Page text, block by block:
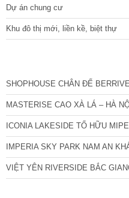
Dự án chung cư
Khu đô thị mới, liền kề, biệt thự
SHOPHOUSE CHÂN ĐẾ
MASTERISE CAO XÀ LÁ – HÀ
ICONIA LAKESIDE TỐ HỮU
IMPERIA SKY PARK NAM AN
VIỆT YÊN RIVERSIDE BẮC